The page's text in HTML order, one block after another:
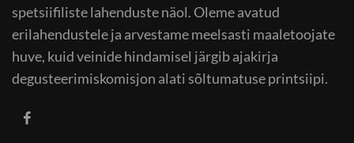
spetsiifiliste lahenduste näol. Oleme avatud
erilahendustele ja arvestame meelsasti maaletoojate
huve, kuid veinide hindamisel järgib ajakirja
degusteerimiskomisjon alati sõltumatuse printsiipi.